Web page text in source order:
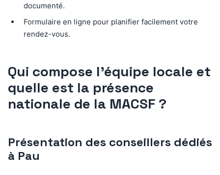
documenté.
Formulaire en ligne pour planifier facilement votre
rendez-vous.
Qui compose l’équipe locale et
quelle est la présence
nationale de la MACSF ?
Présentation des conseillers dédiés
à Pau